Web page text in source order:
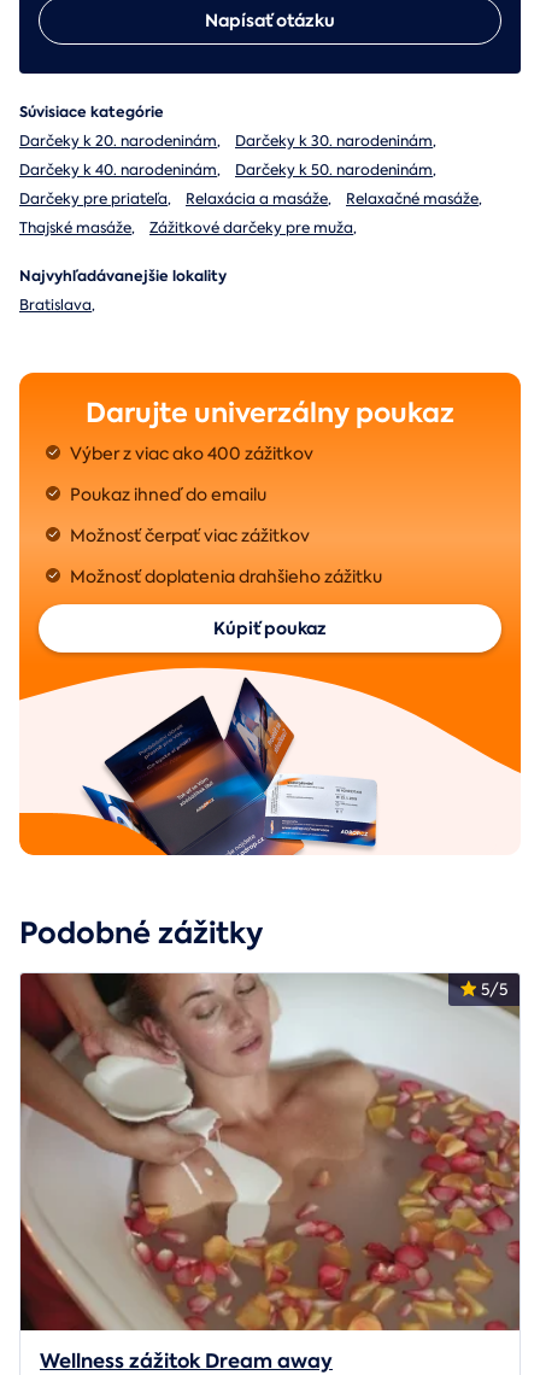
Napísať otázku
Súvisiace kategórie
Darčeky k 20. narodeninám, Darčeky k 30. narodeninám,
Darčeky k 40. narodeninám, Darčeky k 50. narodeninám,
Darčeky pre priateľa, Relaxácia a masáže, Relaxačné masáže,
Thajské masáže, Zážitkové darčeky pre muža,
Najvyhľadávanejšie lokality
Bratislava,
Darujte univerzálny poukaz
Výber z viac ako 400 zážitkov
Poukaz ihneď do emailu
Možnosť čerpať viac zážitkov
Možnosť doplatenia drahšieho zážitku
Kúpiť poukaz
Podobné zážitky
5/5
Wellness zážitok Dream away